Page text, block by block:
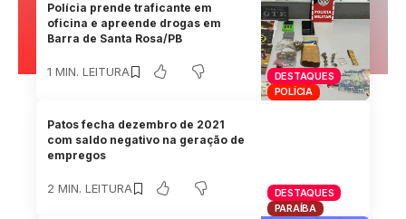
DESTAQUES
POLÍCIA
Polícia prende traficante em
oficina e apreende drogas em
Barra de Santa Rosa/PB
1 MIN. LEITURA
DESTAQUES
PARAÍBA
Patos fecha dezembro de 2021
com saldo negativo na geração de
empregos
2 MIN. LEITURA